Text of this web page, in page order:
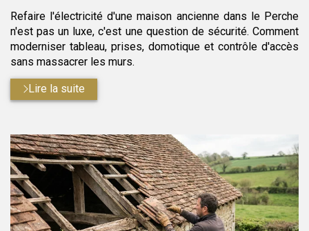
Refaire l'électricité d'une maison ancienne dans le Perche
n'est pas un luxe, c'est une question de sécurité. Comment
moderniser tableau, prises, domotique et contrôle d'accès
sans massacrer les murs.
Lire la suite